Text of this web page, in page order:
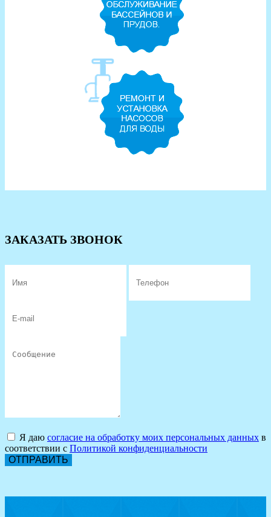
ЗАКАЗАТЬ ЗВОНОК
Я даю согласие на обработку моих персональных данных в
соответствии с Политикой конфиденциальности
ОТПРАВИТЬ